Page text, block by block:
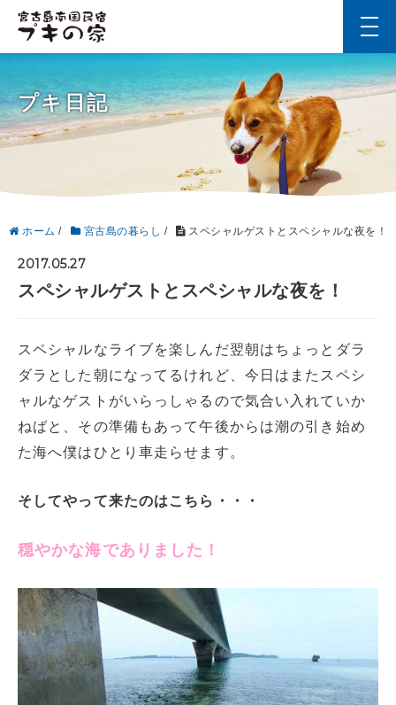
プキ日記
ホーム / 宮古島の暮らし / スペシャルゲストとスペシャルな夜を！
2017.05.27
スペシャルゲストとスペシャルな夜を！
スペシャルなライブを楽しんだ翌朝はちょっとダラ
ダラとした朝になってるけれど、今日はまたスペシ
ャルなゲストがいらっしゃるので気合い入れていか
ねばと、その準備もあって午後からは潮の引き始め
た海へ僕はひとり車走らせます。
そしてやって来たのはこちら・・・
穏やかな海でありました！
t
o
g
g
l
v
a
i